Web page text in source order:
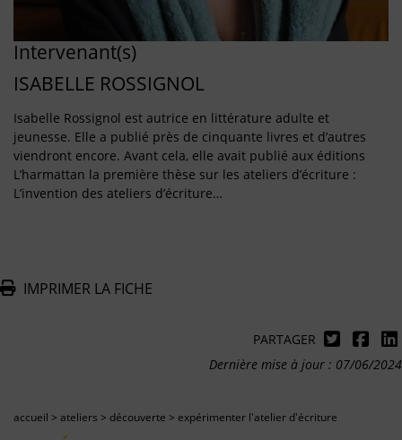
Intervenant(s)
ISABELLE ROSSIGNOL
Isabelle Rossignol est autrice en littérature adulte et
jeunesse. Elle a publié près de cinquante livres et d’autres
viendront encore. Avant cela, elle avait publié aux éditions
L’harmattan la première thèse sur les ateliers d’écriture :
L’invention des ateliers d’écriture…
IMPRIMER LA FICHE
PARTAGER
Dernière mise à jour : 07/06/2024
accueil > ateliers > découverte > expérimenter l'atelier d'écriture